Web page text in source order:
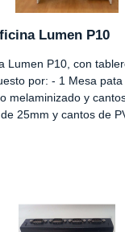
Lumen P10
Lumen P10, con
por: - 1 Mesa
melaminizado y
25mm y cantos de